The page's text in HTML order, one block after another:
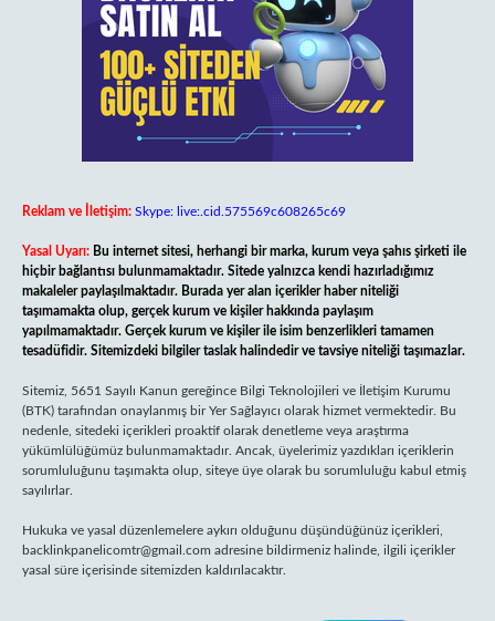
Reklam ve İletişim: Skype: live:.cid.575569c608265c69
Yasal Uyarı: Bu internet sitesi, herhangi bir marka, kurum veya şahıs şirketi ile
hiçbir bağlantısı bulunmamaktadır. Sitede yalnızca kendi hazırladığımız
makaleler paylaşılmaktadır. Burada yer alan içerikler haber niteliği
taşımamakta olup, gerçek kurum ve kişiler hakkında paylaşım
yapılmamaktadır. Gerçek kurum ve kişiler ile isim benzerlikleri tamamen
tesadüfidir. Sitemizdeki bilgiler taslak halindedir ve tavsiye niteliği taşımazlar.
Sitemiz, 5651 Sayılı Kanun gereğince Bilgi Teknolojileri ve İletişim Kurumu
(BTK) tarafından onaylanmış bir Yer Sağlayıcı olarak hizmet vermektedir. Bu
nedenle, sitedeki içerikleri proaktif olarak denetleme veya araştırma
yükümlülüğümüz bulunmamaktadır. Ancak, üyelerimiz yazdıkları içeriklerin
sorumluluğunu taşımakta olup, siteye üye olarak bu sorumluluğu kabul etmiş
sayılırlar.
Hukuka ve yasal düzenlemelere aykırı olduğunu düşündüğünüz içerikleri,
backlinkpanelicomtr@gmail.com adresine bildirmeniz halinde, ilgili içerikler
yasal süre içerisinde sitemizden kaldırılacaktır.